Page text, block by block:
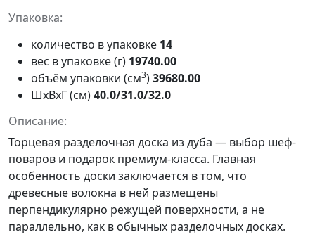
Упаковка:
количество в упаковке 14
вес в упаковке (г) 19740.00
объём упаковки (см3)39680.00
ШxВxГ (см)40.0/31.0/32.0
Описание:
Торцевая разделочная доска из дуба — выбор шеф-
поваров и подарок премиум-класса. Главная
особенность доски заключается в том, что
древесные волокна в ней размещены
перпендикулярно режущей поверхности, а не
параллельно, как в обычных разделочных досках.